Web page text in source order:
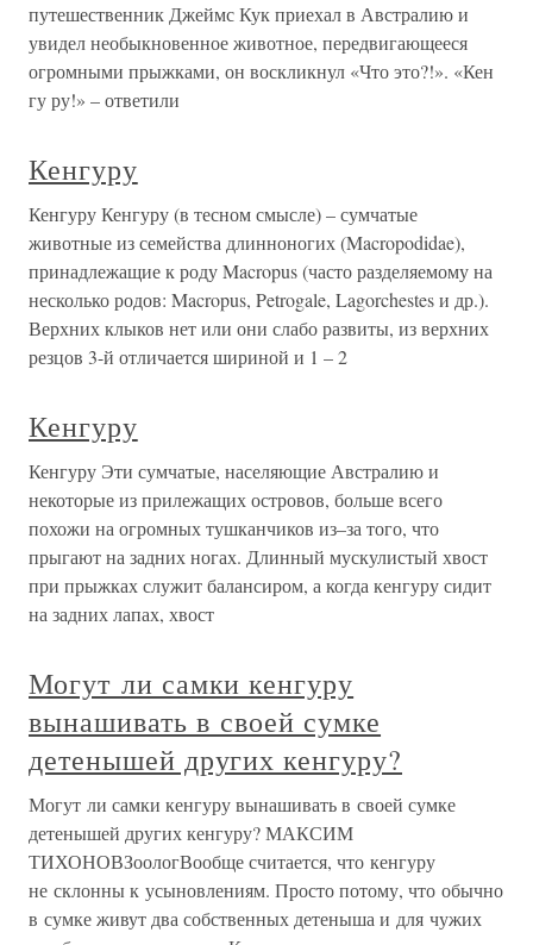
путешественник Джеймс Кук приехал в Австралию и
увидел необыкновенное животное, передвигающееся
огромными прыжками, он воскликнул «Что это?!». «Кен
гу ру!» – ответили
Кенгуру
Кенгуру Кенгуру (в тесном смысле) – сумчатые
животные из семейства длинноногих (Macropodidae),
принадлежащие к роду Macropus (часто разделяемому на
несколько родов: Macropus, Petrogale, Lagorchestes и др.).
Верхних клыков нет или они слабо развиты, из верхних
резцов 3-й отличается шириной и 1 – 2
Кенгуру
Кенгуру Эти сумчатые, населяющие Австралию и
некоторые из прилежащих островов, больше всего
похожи на огромных тушканчиков из–за того, что
прыгают на задних ногах. Длинный мускулистый хвост
при прыжках служит балансиром, а когда кенгуру сидит
на задних лапах, хвост
Могут ли самки кенгуру
вынашивать в своей сумке
детенышей других кенгуру?
Могут ли самки кенгуру вынашивать в своей сумке
детенышей других кенгуру? МАКСИМ
ТИХОНОВЗоологВообще считается, что кенгуру
не склонны к усыновлениям. Просто потому, что обычно
в сумке живут два собственных детеныша и для чужих